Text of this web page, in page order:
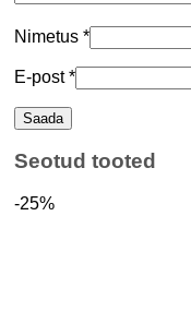
Nimetus *
E-post*
Seotud tooted
-25%